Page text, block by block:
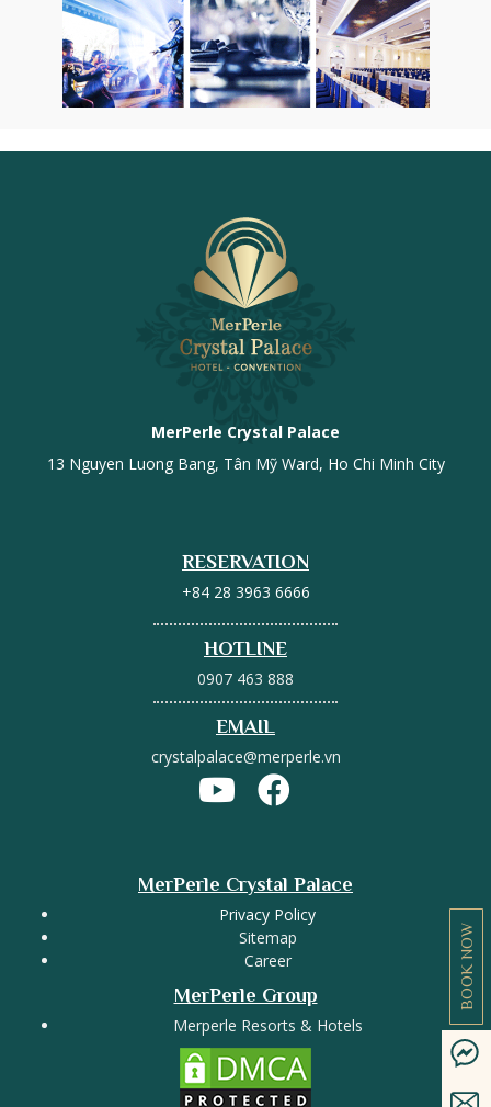
MerPerle Crystal Palace
13 Nguyen Luong Bang, Tân Mỹ Ward, Ho Chi Minh City
RESERVATION
+84 28 3963 6666
HOTLINE
0907 463 888
EMAIL
crystalpalace@merperle.vn
MerPerle Crystal Palace
Privacy Policy
Sitemap
Career
MerPerle Group
Merperle Resorts & Hotels
BOOK NOW